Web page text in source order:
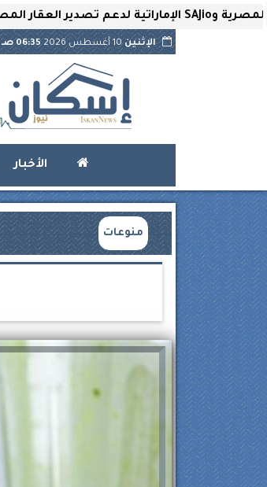
الإثنين10 أغسطس 2026 06:35 صـ
الأخبار
منوعات